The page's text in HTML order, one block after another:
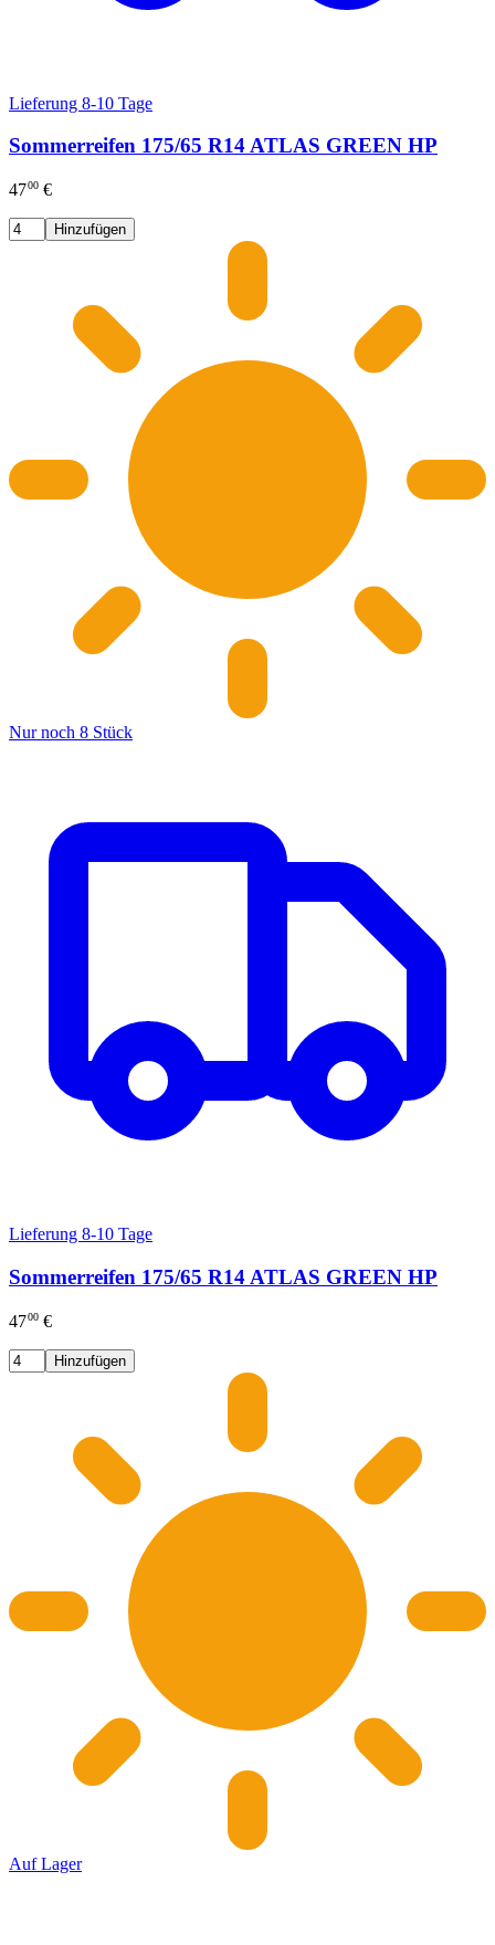
Lieferung 8-10 Tage
Sommerreifen 175/65 R14 ATLAS GREEN HP
4700 €
Hinzufügen
Nur noch 8 Stück
Lieferung 8-10 Tage
Sommerreifen 175/65 R14 ATLAS GREEN HP
4700 €
Hinzufügen
Auf Lager